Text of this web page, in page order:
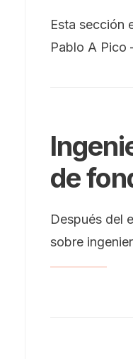
Esta sección
Pablo A Pico
de
Después del
sobre